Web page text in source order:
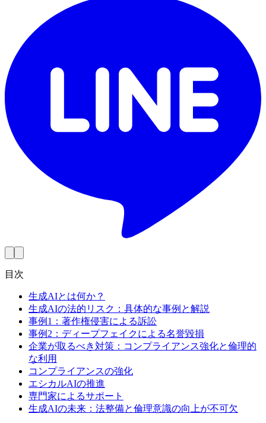
目次
生成AIとは何か？
生成AIの法的リスク：具体的な事例と解説
事例1：著作権侵害による訴訟
事例2：ディープフェイクによる名誉毀損
企業が取るべき対策：コンプライアンス強化と倫理的
な利用
コンプライアンスの強化
エシカルAIの推進
専門家によるサポート
生成AIの未来：法整備と倫理意識の向上が不可欠